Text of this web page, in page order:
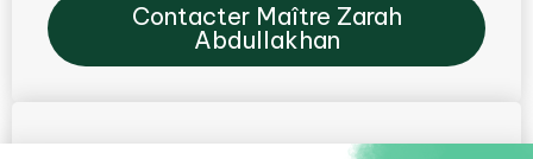
Contacter Maître Zarah
Abdullakhan